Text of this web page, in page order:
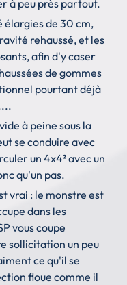
à peu près partout.
élargies de 30 cm,
rehaussé, et les
afin d'y caser
de gommes
pourtant déjà
à peine sous la
se conduire avec
un 4x4² avec un
qu'un pas.
vrai : le monstre est
dans les
vous coupe
sollicitation un peu
ce qu'il se
floue comme il